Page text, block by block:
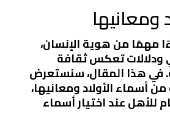
ومعانيها
مهمًا من هوية الإنسان،
تعكس ثقافة
في هذا المقال، سنستعرض
أسماء الأولاد ومعانيها،
للأهل عند اختيار أسماء